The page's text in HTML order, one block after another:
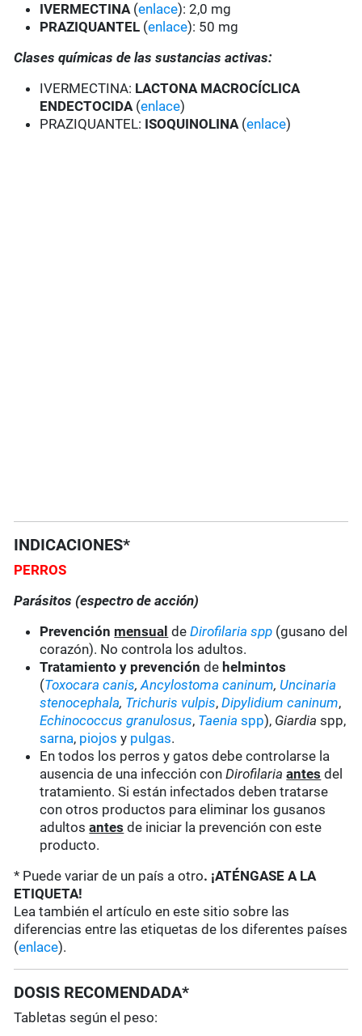
IVERMECTINA(enlace): 2,0 mg
PRAZIQUANTEL (enlace): 50 mg
Clases químicas de las sustancias activas:
IVERMECTINA: LACTONA MACROCÍCLICA
ENDECTOCIDA (enlace)
PRAZIQUANTEL: ISOQUINOLINA(enlace)
INDICACIONES*
PERROS
Parásitos (espectro de acción)
Prevención mensual deDirofilaria spp (gusano del
corazón). No controla los adultos.
Tratamiento y prevenciónde helmintos
(Toxocara canis,Ancylostoma caninum, Uncinaria
stenocephala, Trichuris vulpis,Dipylidium caninum,
Echinococcus granulosus, Taenia spp), Giardia spp,
sarna, piojos y pulgas.
En todos los perros y gatos debe controlarse la
ausencia de una infección conDirofilaria antes del
tratamiento. Si están infectados deben tratarse
con otros productos para eliminar los gusanos
adultosantes de iniciar la prevención con este
producto.
* Puede variar de un país a otro. ¡ATÉNGASE A LA
ETIQUETA!
Lea también el artículo en este sitio sobre las
diferencias entre las etiquetas de los diferentes países
(enlace).
DOSIS RECOMENDADA*
Tabletas según el peso: